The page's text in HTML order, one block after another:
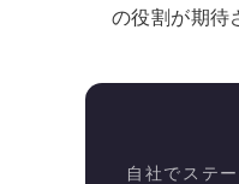
の役割が期待
自社でステ